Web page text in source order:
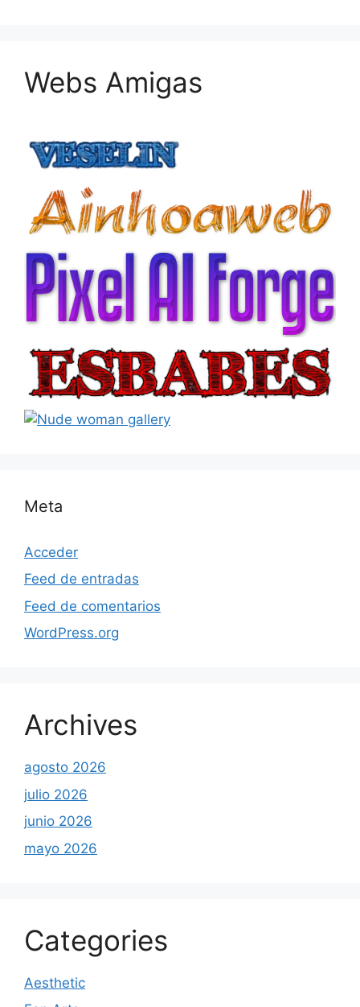
Webs Amigas
Meta
Acceder
Feed de entradas
Feed de comentarios
WordPress.org
Archives
agosto 2026
julio 2026
junio 2026
mayo 2026
Categories
Aesthetic